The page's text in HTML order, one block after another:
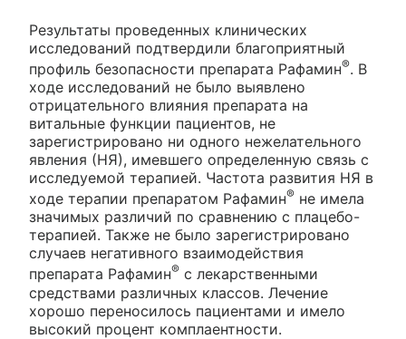
Результаты проведенных клинических
исследований подтвердили благоприятный
профиль безопасности препарата Рафамин®. В
ходе исследований не было выявлено
отрицательного влияния препарата на
витальные функции пациентов, не
зарегистрировано ни одного нежелательного
явления (НЯ), имевшего определенную связь с
исследуемой терапией. Частота развития НЯ в
ходе терапии препаратом Рафамин® не имела
значимых различий по сравнению с плацебо-
терапией. Также не было зарегистрировано
случаев негативного взаимодействия
препарата Рафамин® с лекарственными
средствами различных классов. Лечение
хорошо переносилось пациентами и имело
высокий процент комплаентности.